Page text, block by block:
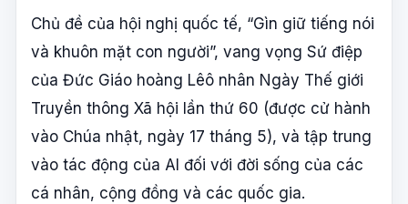
Chủ đề của hội nghị quốc tế, “Gìn giữ tiếng nói
và khuôn mặt con người”, vang vọng Sứ điệp
của Đức Giáo hoàng Lêô nhân Ngày Thế giới
Truyền thông Xã hội lần thứ 60 (được cử hành
vào Chúa nhật, ngày 17 tháng 5), và tập trung
vào tác động của AI đối với đời sống của các
cá nhân, cộng đồng và các quốc gia.